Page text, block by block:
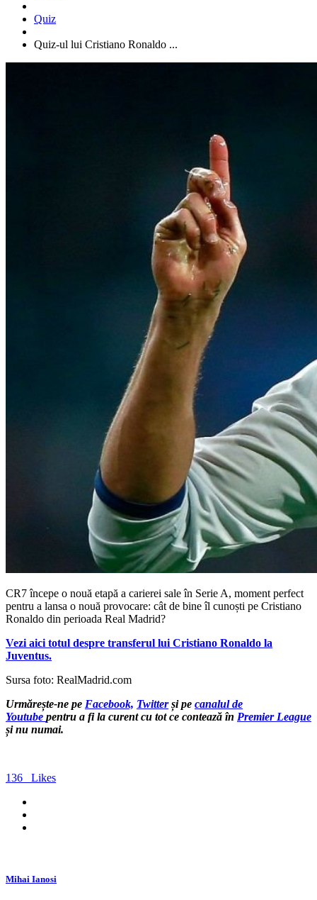
Quiz
Quiz-ul lui Cristiano Ronaldo ...
CR7 începe o nouă etapă a carierei sale în Serie A, moment perfect
pentru a lansa o nouă provocare: cât de bine îl cunoști pe Cristiano
Ronaldo din perioada Real Madrid?
Vezi aici totul despre transferul lui Cristiano Ronaldo la
Juventus.
Sursa foto: RealMadrid.com
Urmărește-ne pe Facebook, Twitterși pe canalul de
Youtube pentru a fi la curent cu tot ce contează în Premier League
și nu numai.
136 Likes
Mihai Ianosi